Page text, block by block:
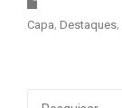
Capa Destaques